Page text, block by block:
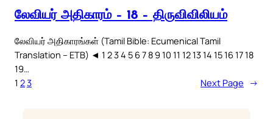
லேவியர் அதிகாரம் – 18 – திருவிவிலியம்
லேவியர் அதிகாரங்கள் (Tamil Bible: Ecumenical Tamil
Translation – ETB) ◄ 1 2 3 4 5 6 7 8 9 10 11 12 13 14 15 16 17 18
19…
1 23 Next Page →